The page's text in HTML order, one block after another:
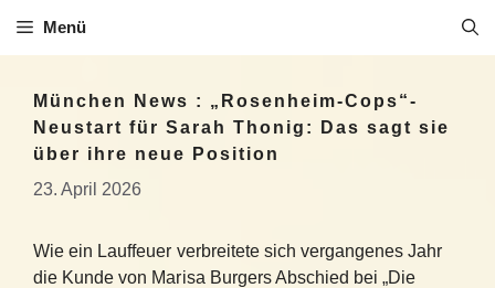
Inhalt
Menü
München News : „Rosenheim-Cops“-
Neustart für Sarah Thonig: Das sagt sie
über ihre neue Position
23. April 2026
Wie ein Lauffeuer verbreitete sich vergangenes Jahr
die Kunde von Marisa Burgers Abschied bei „Die